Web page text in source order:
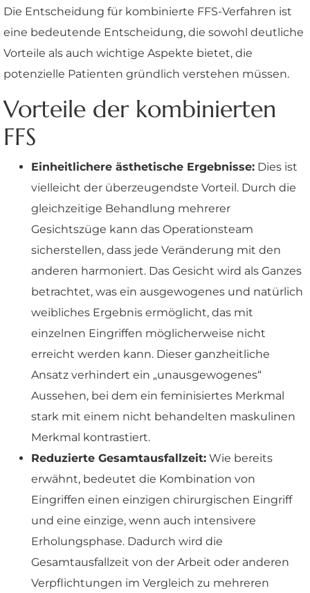
Die Entscheidung für kombinierte FFS-Verfahren ist
eine bedeutende Entscheidung, die sowohl deutliche
Vorteile als auch wichtige Aspekte bietet, die
potenzielle Patienten gründlich verstehen müssen.
Vorteile der kombinierten
FFS
Einheitlichere ästhetische Ergebnisse: Dies ist
vielleicht der überzeugendste Vorteil. Durch die
gleichzeitige Behandlung mehrerer
Gesichtszüge kann das Operationsteam
sicherstellen, dass jede Veränderung mit den
anderen harmoniert. Das Gesicht wird als Ganzes
betrachtet, was ein ausgewogenes und natürlich
weibliches Ergebnis ermöglicht, das mit
einzelnen Eingriffen möglicherweise nicht
erreicht werden kann. Dieser ganzheitliche
Ansatz verhindert ein „unausgewogenes“
Aussehen, bei dem ein feminisiertes Merkmal
stark mit einem nicht behandelten maskulinen
Merkmal kontrastiert.
Reduzierte Gesamtausfallzeit: Wie bereits
erwähnt, bedeutet die Kombination von
Eingriffen einen einzigen chirurgischen Eingriff
und eine einzige, wenn auch intensivere
Erholungsphase. Dadurch wird die
Gesamtausfallzeit von der Arbeit oder anderen
Verpflichtungen im Vergleich zu mehreren